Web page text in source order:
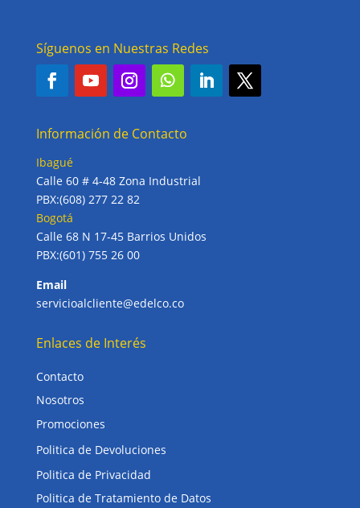
Síguenos en Nuestras Redes
Información de Contacto
Ibagué
Calle 60 # 4-48 Zona Industrial
PBX:(608) 277 22 82
Bogotá
Calle 68 N 17-45 Barrios Unidos
PBX:(601) 755 26 00
Email
servicioalcliente@edelco.co
Enlaces de Interés
Contacto
Nosotros
Promociones
Politica de Devoluciones
Politica de Privacidad
Politica de Tratamiento de Datos